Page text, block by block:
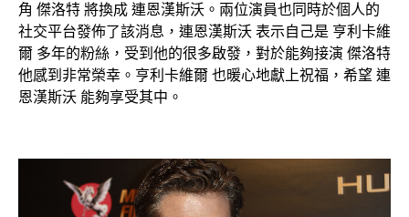
角 傑洛特 將換成 連恩漢斯沃。兩位演員也同時於個人的
社交平台發佈了該消息，連恩漢斯沃 表示自己是 亨利卡維
爾 多年的粉絲，受到他的很多啟發，對於能夠接演 傑洛特
他感到非常榮幸。亨利卡維爾 也暖心地獻上祝福，希望 連
恩漢斯沃 能夠享受其中。